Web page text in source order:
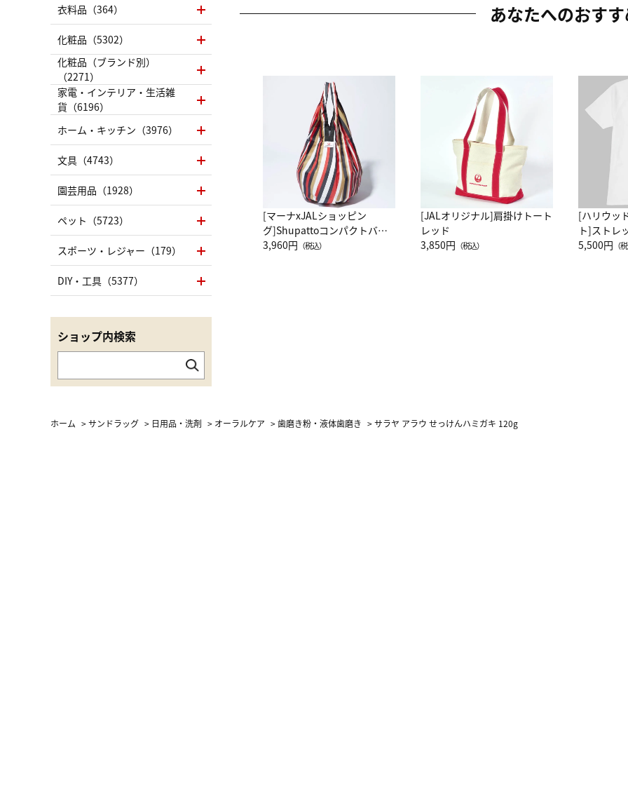
あなたへのおす
[マーナxJALショッピン
グ]Shupattoコンパクトバッ
グ Drop JAL客室乗務員
3,960円 （税込）
[JALオリジナル]肩掛けトート
レッド
3,850円 （税込）
[ハリウッ
ト]ストレ
ーネック別
5,500円 （
衣料品（364）
化粧品（5302）
化粧品（ブランド別）
（2271）
家電・インテリア・生活雑
貨（6196）
ホーム・キッチン（3976）
文具（4743）
園芸用品（1928）
ペット（5723）
スポーツ・レジャー（179）
DIY・工具（5377）
ショップ内検索
ホーム >サンドラッグ > 日用品・洗剤 > オーラルケア >歯磨き粉・液体歯磨き >サラヤ アラウ せっけんハミガキ 120g